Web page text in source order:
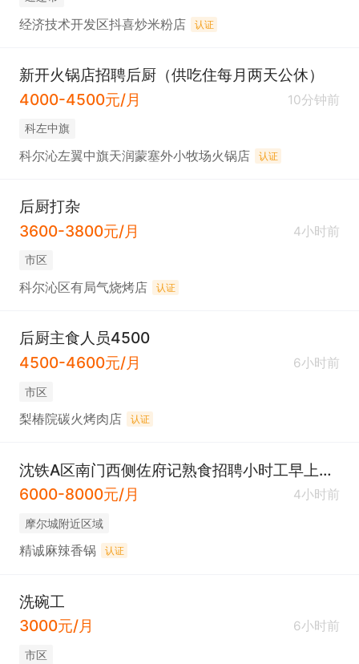
经济技术开发区抖喜炒米粉店 认证
新开火锅店招聘后厨（供吃住每月两天公休）
4000-4500元/月
10分钟前
科左中旗
科尔沁左翼中旗天润蒙塞外小牧场火锅店 认证
后厨打杂
3600-3800元/月
4小时前
市区
科尔沁区有局气烧烤店 认证
后厨主食人员4500
4500-4600元/月
6小时前
市区
梨椿院碳火烤肉店 认证
沈铁A区南门西侧佐府记熟食招聘小时工早上7点到8点半
6000-8000元/月
4小时前
摩尔城附近区域
精诚麻辣香锅 认证
洗碗工
3000元/月
6小时前
市区